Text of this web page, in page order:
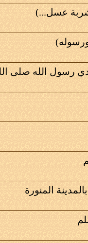
عسل...)
رسول الله صلى
المنورة